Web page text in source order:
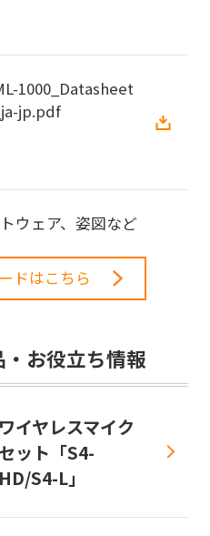
1000_Datasheet
_ja-jp.pdf
ウェア、姿図など
ドはこちら
お役立ち情報
ワイヤレスマイク
セット「S4-
HD/S4-L」